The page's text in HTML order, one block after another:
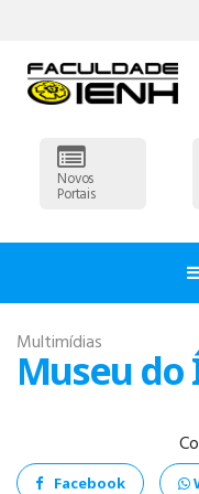
Novos
Portais
ADMINISTRAÇÃO
Multimídias
Museu do
Facebook